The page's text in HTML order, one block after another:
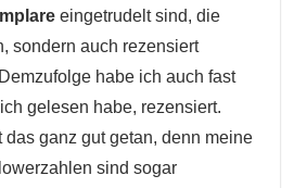
eingetrudelt sind, die
sondern auch rezensiert
habe ich auch fast
gelesen habe, rezensiert.
das ganz gut getan, denn meine
sind sogar